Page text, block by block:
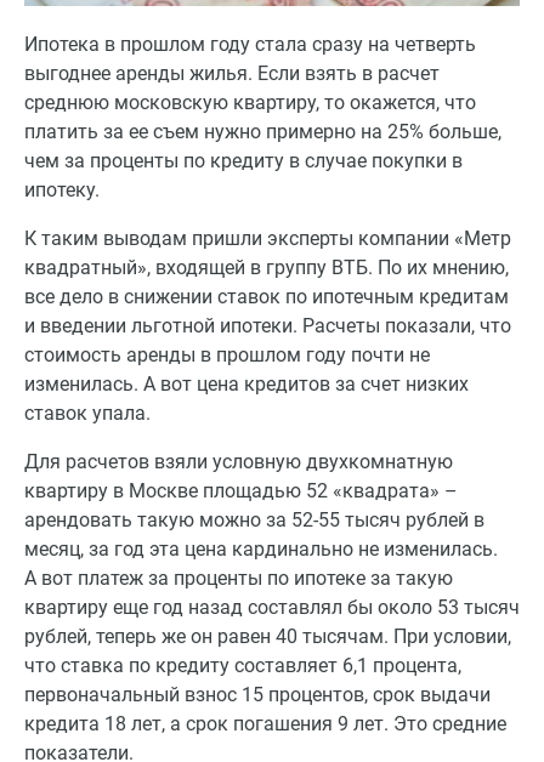
Ипотека в прошлом году стала сразу на четверть
выгоднее аренды жилья. Если взять в расчет
среднюю московскую квартиру, то окажется, что
платить за ее съем нужно примерно на 25% больше,
чем за проценты по кредиту в случае покупки в
ипотеку.
К таким выводам пришли эксперты компании «Метр
квадратный», входящей в группу ВТБ. По их мнению,
все дело в снижении ставок по ипотечным кредитам
и введении льготной ипотеки. Расчеты показали, что
стоимость аренды в прошлом году почти не
изменилась. А вот цена кредитов за счет низких
ставок упала.
Для расчетов взяли условную двухкомнатную
квартиру в Москве площадью 52 «квадрата» –
арендовать такую можно за 52-55 тысяч рублей в
месяц, за год эта цена кардинально не изменилась.
А вот платеж за проценты по ипотеке за такую
квартиру еще год назад составлял бы около 53 тысяч
рублей, теперь же он равен 40 тысячам. При условии,
что ставка по кредиту составляет 6,1 процента,
первоначальный взнос 15 процентов, срок выдачи
кредита 18 лет, а срок погашения 9 лет. Это средние
показатели.